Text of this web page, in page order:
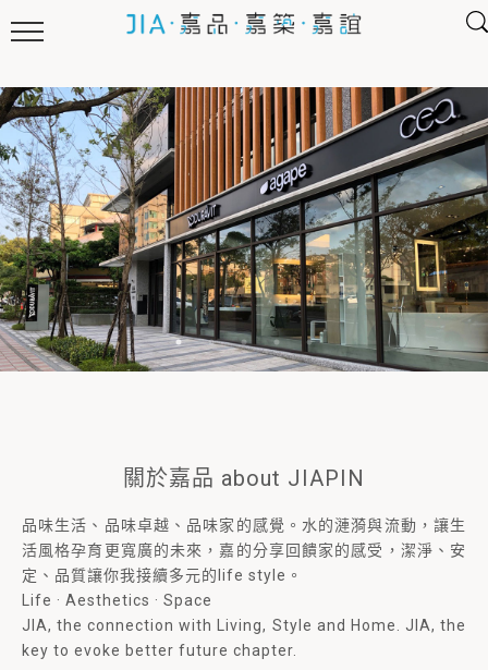
關於嘉品 about JIAPIN
品味生活、品味卓越、品味家的感覺。水的漣漪與流動，讓生
活風格孕育更寬廣的未來，嘉的分享回饋家的感受，潔淨、安
定、品質讓你我接續多元的life style。
Life · Aesthetics · Space
JIA, the connection with Living, Style and Home. JIA, the
key to evoke better future chapter.